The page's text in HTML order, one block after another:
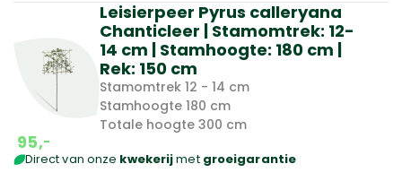
Leisierpeer Pyrus calleryana
Chanticleer | Stamomtrek: 12-
14 cm | Stamhoogte: 180 cm |
Rek: 150 cm
Stamomtrek 12 - 14 cm
Stamhoogte 180 cm
Totale hoogte 300 cm
95,-
Direct van onze kwekerijmet groeigarantie